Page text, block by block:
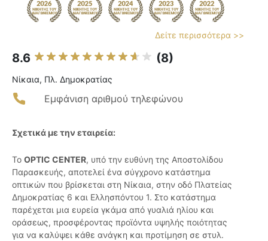
Δείτε περισσότερα >>
8.6 (8)
Νίκαια, Πλ. Δημοκρατίας
Εμφάνιση αριθμού τηλεφώνου
Σχετικά με την εταιρεία:
Το OPTIC CENTER, υπό την ευθύνη της Αποστολίδου
Παρασκευής, αποτελεί ένα σύγχρονο κατάστημα
οπτικών που βρίσκεται στη Νίκαια, στην οδό Πλατείας
Δημοκρατίας 6 και Ελλησπόντου 1. Στο κατάστημα
παρέχεται μια ευρεία γκάμα από γυαλιά ηλίου και
οράσεως, προσφέροντας προϊόντα υψηλής ποιότητας
για να καλύψει κάθε ανάγκη και προτίμηση σε στυλ.